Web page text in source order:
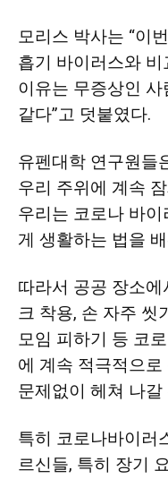
모리스 박사는 “이
흡기 바이러스와
이유는 무증상인
같다”고 덧붙였다.
유펜대학 연구원들
우리 주위에 계속
우리는 코로나 바
게 생활하는 법을
따라서 공공 장소
크 착용, 손 자주 씻
모임 피하기 등 코
에 계속 적극적으
문제없이 헤쳐 나
특히 코로나바이러
르신들, 특히 장기